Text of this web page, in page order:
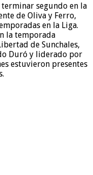
segundo en la
de Oliva y Ferro,
en la Liga.
la temporada
de Sunchales,
Duró y liderado por
estuvieron presentes